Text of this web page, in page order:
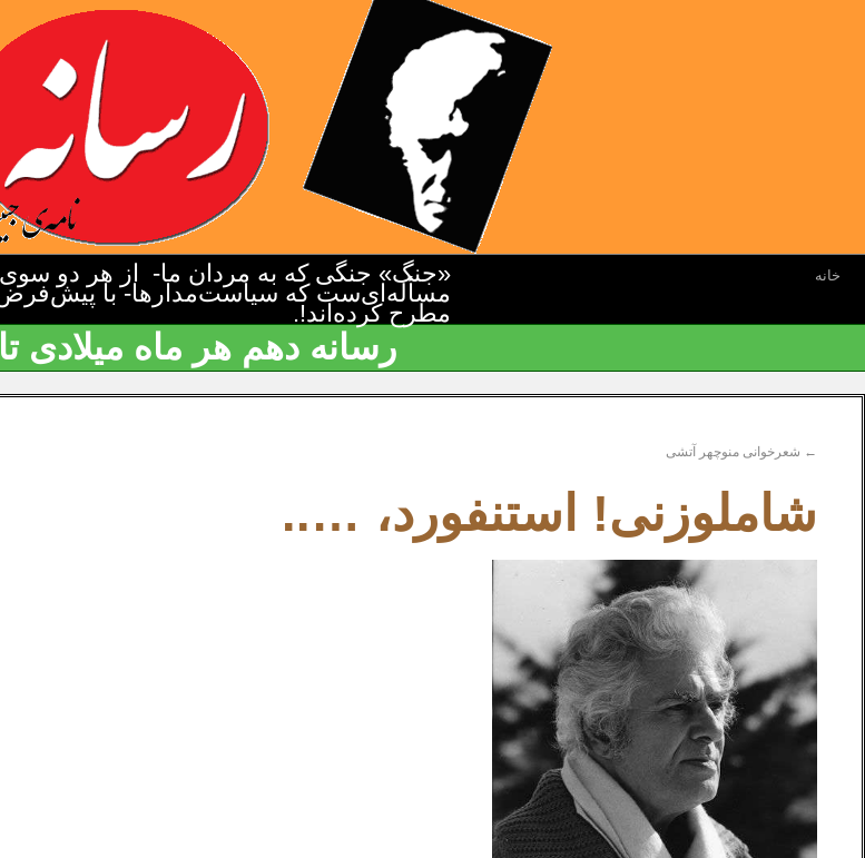
خانه «جنگ» جنگی که به مردان ما- از هر دو
مسأله‌ای‌ست که سیاست‌مدارها- با
مطرح کرده‌اند!.
رسانه دهم هر ماه میلادی
← شعرخوانی منوچهر آتشی
شاملو‌زنی! استنفورد، …..